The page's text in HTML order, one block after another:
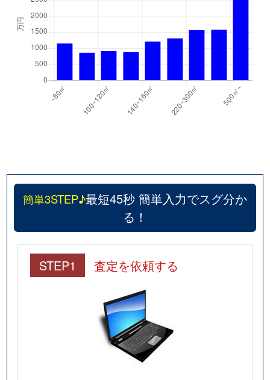
簡単3STEP♪最短45秒 簡単入力でスグ分か
る！
STEP1 査定を依頼する